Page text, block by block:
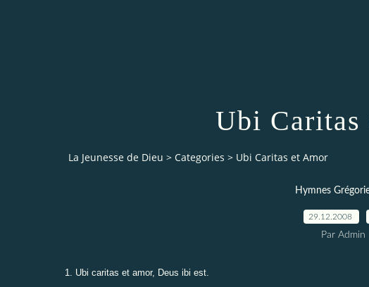
Ubi Caritas
La Jeunesse de Dieu > Categories > Ubi Caritas et Amor
Hymnes
29.12.2008
Par Admin
1. Ubi caritas et amor, Deus ibi est.